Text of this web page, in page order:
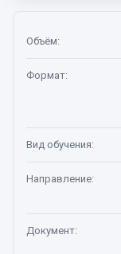
Объём:
Формат:
Вид обучения:
Направление:
Документ: